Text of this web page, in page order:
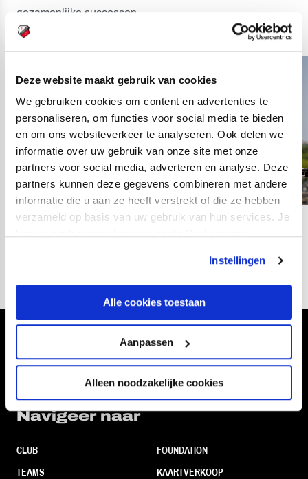
Deze website maakt gebruik van cookies
We gebruiken cookies om content en advertenties te
personaliseren, om functies voor social media te bieden
en om ons websiteverkeer te analyseren. Ook delen we
informatie over uw gebruik van onze site met onze
partners voor social media, adverteren en analyse. Deze
partners kunnen deze gegevens combineren met andere
informatie die u aan ze heeft verstrekt of die ze hebben
verzameld op basis van uw gebruik van hun services. Je
Instellingen
Alle cookies toestaan
Aanpassen
Alleen noodzakelijke cookies
gezamenlijke successen.
Navigeer naar
CLUB
TEAMS
FOUNDATION
KAARTVERKOOP